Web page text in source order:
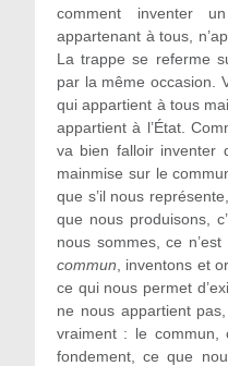
comment inventer
appartenant à tous,
La trappe se referme
par la même occasion.
qui appartient à tous
appartient à l’État.
va bien falloir inventer
mainmise sur le
que s’il nous
que nous produisons,
nous sommes, ce
commun , inventons et
ce qui nous permet
ne nous appartient
vraiment : le commun,
fondement, ce que